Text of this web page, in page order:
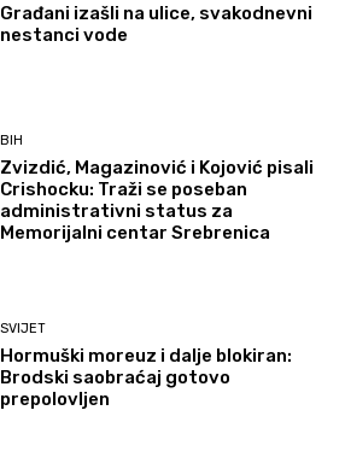
Građani izašli na ulice, svakodnevni
nestanci vode
BIH
Zvizdić, Magazinović i Kojović pisali
Crishocku: Traži se poseban
administrativni status za
Memorijalni centar Srebrenica
SVIJET
Hormuški moreuz i dalje blokiran:
Brodski saobraćaj gotovo
prepolovljen